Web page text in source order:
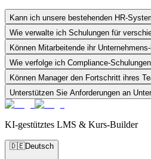
Kann ich unsere bestehenden HR-
Wie verwalte ich Schulungen für
Können Mitarbeitende ihr
Wie verfolge ich Compliance-
Können Manager den Fortschritt ihres
Unterstützen Sie Anforderungen an
KI-gestütztes LMS & Kurs-Builder
🇩🇪Deutsch